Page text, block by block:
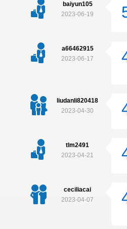
baiyun105
2023-06-19
a66462915
2023-06-17
liudanli820418
2023-04-30
tlm2491
2023-04-21
ceciliacai
2023-04-07